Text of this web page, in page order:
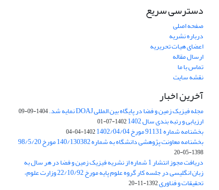
دسترسی سریع
صفحه اصلی
درباره نشریه
اعضای هیات تحریریه
ارسال مقاله
تماس با ما
نقشه سایت
آخرین اخبار
مجله فیزیک زمین و فضا در پایگاه بین المللی DOAJ نمایه شد. 1404-09-09
ارزیابی و رتبه بندی سال 1402 1402-07-01
بخشنامه شماره 91131 مورخ 1402/04/04 1402-04-04
بخشنامه معاونت پژوهشی دانشگاه به شماره 140/130382 مورخ 98/5/20
1398-05-20
دریافت مجوز انتشار 1 شماره از نشریه فیزیک زمین و فضا در هر سال به
زبان انگلیسی در جلسه کار گروه علوم پایه مورخ 22/10/92 وزارت علوم،
تحقیقات و فناوری1392-11-20